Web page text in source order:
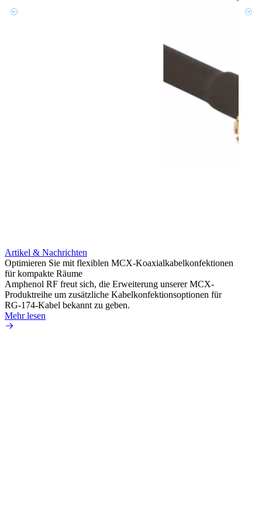
Artikel & Nachrichten
Optimieren Sie mit flexiblen MCX-Koaxialkabelkonfektionen
für kompakte Räume
Amphenol RF freut sich, die Erweiterung unserer MCX-
Produktreihe um zusätzliche Kabelkonfektionsoptionen für
RG-174-Kabel bekannt zu geben.
Mehr lesen